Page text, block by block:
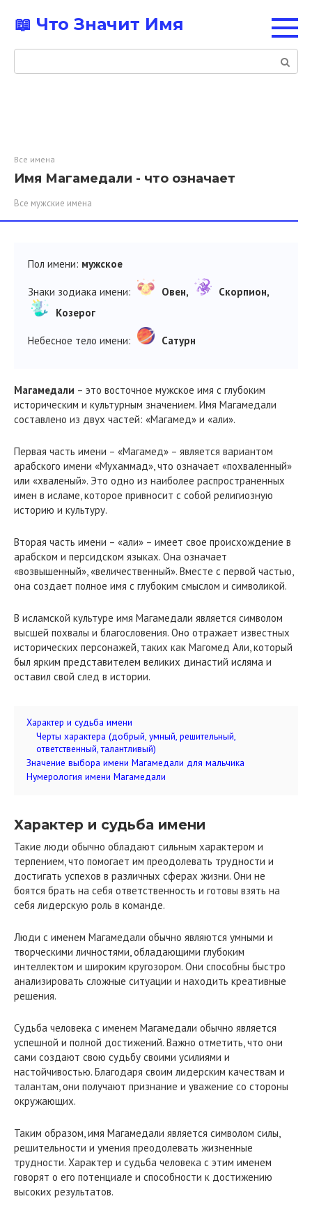
контенту
📖 Что Значит Имя
Поиск:
Все имена
Имя Магамедали - что означает
Все мужские имена
Пол имени: мужское
Знаки зодиака имени: Овен,
Скорпион,
Козерог
Небесное тело имени: Сатурн
Магамедали – это восточное мужское имя с глубоким
историческим и культурным значением. Имя Магамедали
составлено из двух частей: «Магамед» и «али».
Первая часть имени – «Магамед» – является вариантом
арабского имени «Мухаммад», что означает «похваленный»
или «хваленый». Это одно из наиболее распространенных
имен в исламе, которое привносит с собой религиозную
историю и культуру.
Вторая часть имени – «али» – имеет свое происхождение в
арабском и персидском языках. Она означает
«возвышенный», «величественный». Вместе с первой частью,
она создает полное имя с глубоким смыслом и символикой.
В исламской культуре имя Магамедали является символом
высшей похвалы и благословения. Оно отражает известных
исторических персонажей, таких как Магомед Али, который
был ярким представителем великих династий исляма и
оставил свой след в истории.
Характер и судьба имени
Черты характера (добрый, умный, решительный,
ответственный, талантливый)
Значение выбора имени Магамедали для мальчика
Нумерология имени Магамедали
Характер и судьба имени
Такие люди обычно обладают сильным характером и
терпением, что помогает им преодолевать трудности и
достигать успехов в различных сферах жизни. Они не
боятся брать на себя ответственность и готовы взять на
себя лидерскую роль в команде.
Люди с именем Магамедали обычно являются умными и
творческими личностями, обладающими глубоким
интеллектом и широким кругозором. Они способны быстро
анализировать сложные ситуации и находить креативные
решения.
Судьба человека с именем Магамедали обычно является
успешной и полной достижений. Важно отметить, что они
сами создают свою судьбу своими усилиями и
настойчивостью. Благодаря своим лидерским качествам и
талантам, они получают признание и уважение со стороны
окружающих.
Таким образом, имя Магамедали является символом силы,
решительности и умения преодолевать жизненные
трудности. Характер и судьба человека с этим именем
говорят о его потенциале и способности к достижению
высоких результатов.